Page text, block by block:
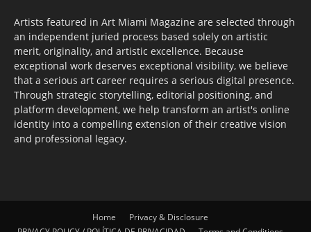
Artists featured in Art Miami Magazine are selected through
an independent juried process based solely on artistic
merit, originality, and artistic excellence. Because
exceptional work deserves exceptional visibility, we believe
that a serious art career requires a serious digital presence.
Through strategic storytelling, editorial positioning, and
platform development, we help transform an artist's online
identity into a compelling extension of their creative vision
and professional legacy.
Home
Privacy & Disclosure